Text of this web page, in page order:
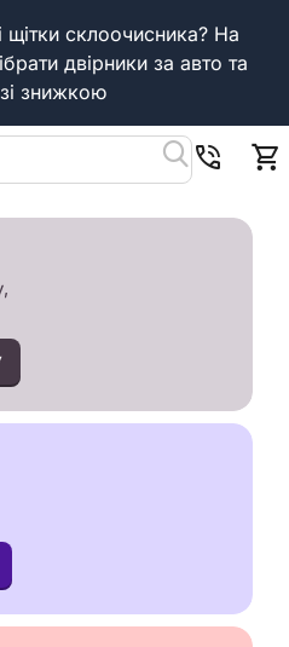
склоочисника? На
двірники за авто та
знижкою